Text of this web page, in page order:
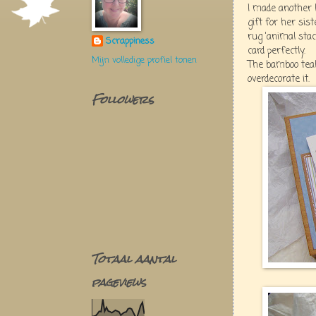
I made
gift for her
rug 'animal
card perfectly.
The bamboo
overdecorate it.
Scrappiness
Mijn volledige profiel tonen
Followers
Totaal aantal
pageviews